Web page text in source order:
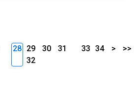
28 29 30
31
32
33 34 > >>